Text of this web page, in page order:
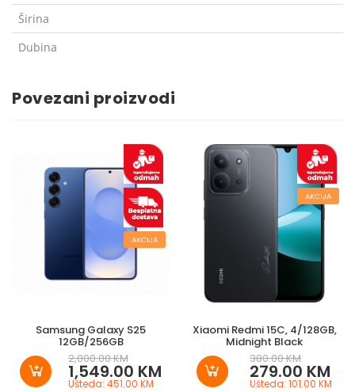
Širina
Dubina
Povezani proizvodi
AKCIJA
Samsung Galaxy S25
12GB/256GB
2,000.00 KM
1,549.00 KM
Ušteda: 451.00 KM
AKCIJA
Xiaomi Redmi 15C, 4/128GB,
Midnight Black
380.00 KM
279.00 KM
Ušteda: 101.00 KM